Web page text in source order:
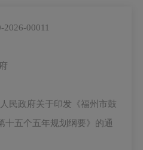
2026-00011
民政府关于印发《福州市鼓
十五个五年规划纲要》的通